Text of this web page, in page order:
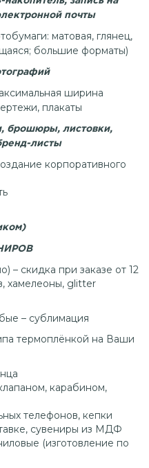
почты
матовая, глянец,
большие форматы)
ширина
плакаты
брошюры, листовки,
листы
корпоративного
– скидка при заказе от 12
хамелеоны, glitter
– сублимация
термоплёнкой на Ваши
карабином,
телефонов, кепки
сувениры из МДФ
(изготовление по